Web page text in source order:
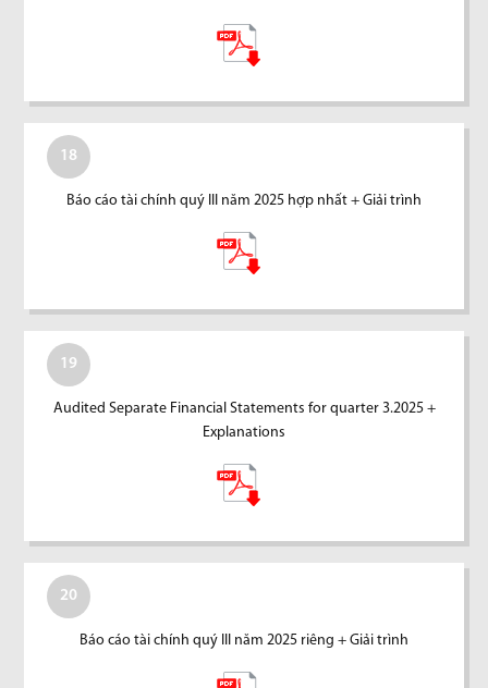
18
Báo cáo tài chính quý III năm 2025 hợp nhất + Giải trình
19
Audited Separate Financial Statements for quarter 3.2025 +
Explanations
20
Báo cáo tài chính quý III năm 2025 riêng + Giải trình